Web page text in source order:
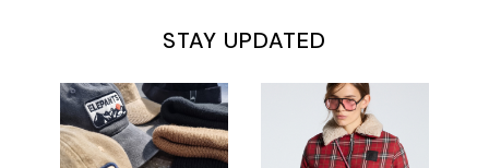
STAY UPDATED